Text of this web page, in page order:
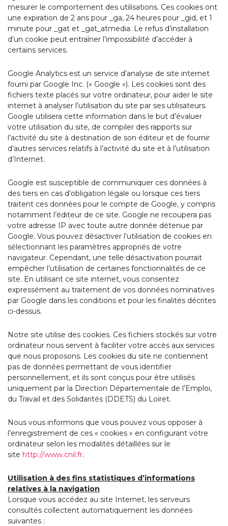
mesurer le comportement des utilisations. Ces cookies ont
une expiration de 2 ans pour _ga, 24 heures pour _gid, et 1
minute pour _gat et _gat_atmedia. Le refus d’installation
d’un cookie peut entraîner l’impossibilité d’accéder à
certains services.
Google Analytics est un service d’analyse de site internet
fourni par Google Inc. (« Google »). Les cookies sont des
fichiers texte placés sur votre ordinateur, pour aider le site
internet à analyser l’utilisation du site par ses utilisateurs.
Google utilisera cette information dans le but d’évaluer
votre utilisation du site, de compiler des rapports sur
l’activité du site à destination de son éditeur et de fournir
d’autres services relatifs à l’activité du site et à l’utilisation
d’Internet.
Google est susceptible de communiquer ces données à
des tiers en cas d’obligation légale ou lorsque ces tiers
traitent ces données pour le compte de Google, y compris
notamment l’éditeur de ce site. Google ne recoupera pas
votre adresse IP avec toute autre donnée détenue par
Google. Vous pouvez désactiver l’utilisation de cookies en
sélectionnant les paramètres appropriés de votre
navigateur. Cependant, une telle désactivation pourrait
empêcher l’utilisation de certaines fonctionnalités de ce
site. En utilisant ce site internet, vous consentez
expressément au traitement de vos données nominatives
par Google dans les conditions et pour les finalités décrites
ci-dessus.
Notre site utilise des cookies. Ces fichiers stockés sur votre
ordinateur nous servent à faciliter votre accès aux services
que nous proposons. Les cookies du site ne contiennent
pas de données permettant de vous identifier
personnellement, et ils sont conçus pour être utilisés
uniquement par la Direction Départementale de l’Emploi,
du Travail et des Solidarités (DDETS) du Loiret.
Nous vous informons que vous pouvez vous opposer à
l’enregistrement de ces « cookies » en configurant votre
ordinateur selon les modalités détaillées sur le
site http://www.cnil.fr.
Utilisation à des fins statistiques d’informations
relatives à la navigation
Lorsque vous accédez au site Internet, les serveurs
consultés collectent automatiquement les données
suivantes :